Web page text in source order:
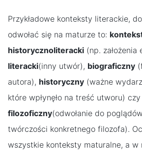
Przykładowe konteksty literackie,
odwołać się na maturze to:
historycznoliteracki (np.
literacki(inny utwór), biograficzny
autora), historyczny (ważne
które wpłynęło na treść utworu) czy
filozoficzny(odwołanie do
twórczości konkretnego filozofa).
wszystkie konteksty maturalne, a